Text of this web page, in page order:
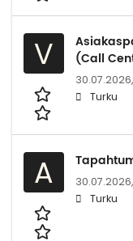
V
(Call
30.07.2026,
Turku
A 30.07.2026,
Turku